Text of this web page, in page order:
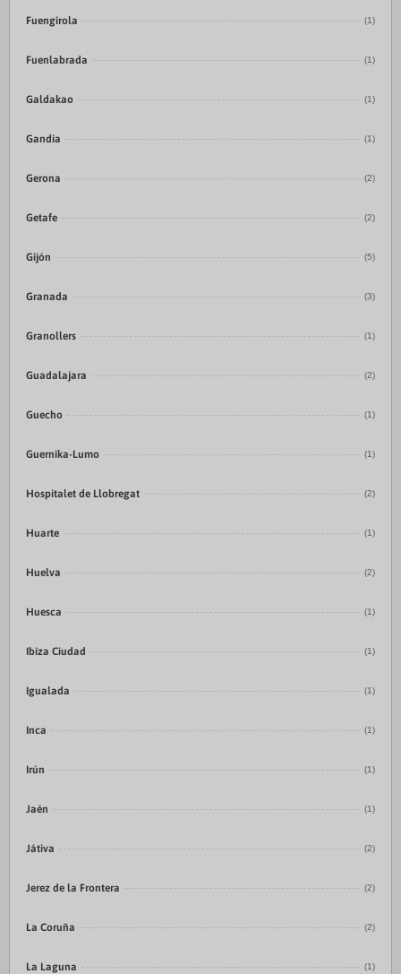
Fuengirola (1)
Fuenlabrada (1)
Galdakao (1)
Gandia (1)
Gerona (2)
Getafe (2)
Gijón (5)
Granada (3)
Granollers (1)
Guadalajara (2)
Guecho (1)
Guernika-Lumo (1)
Hospitalet de Llobregat (2)
Huarte (1)
Huelva (2)
Huesca (1)
Ibiza Ciudad (1)
Igualada (1)
Inca (1)
Irún (1)
Jaén (1)
Játiva (2)
Jerez de la Frontera (2)
La Coruña (2)
La Laguna (1)